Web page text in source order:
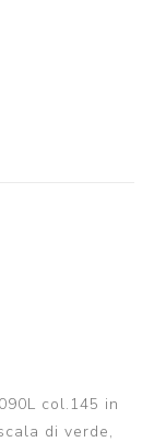
col.145 in
di verde,